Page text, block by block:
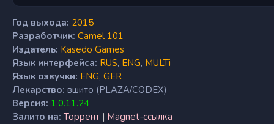
Год выхода: 2015
Разработчик: Camel 101
Издатель: Kasedo Games
Язык интерфейса: RUS, ENG, MULTi
Язык озвучки: ENG, GER
Лекарство: вшито (PLAZA/CODEX)
Версия: 1.0.11.24
Залито на: Торрент | Magnet-ссылка